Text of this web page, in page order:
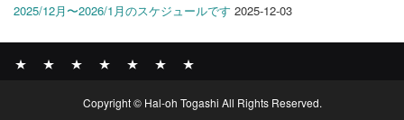
2025/12月〜2026/1月のスケジュールです 2025-12-03
RECORDS
PROFILE
Copyright © Hal-oh Togashi All Rights Reserved.